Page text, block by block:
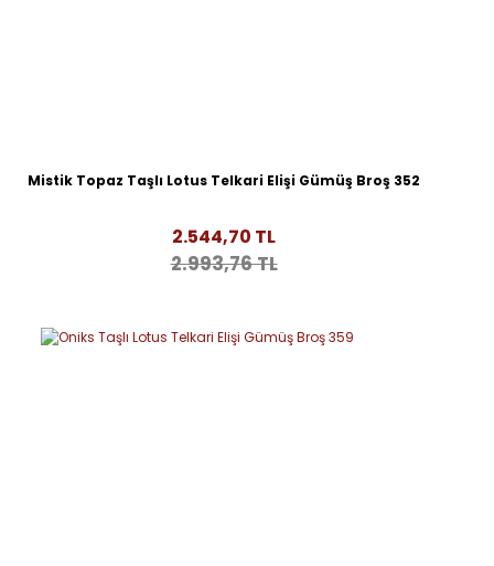
Mistik Topaz Taşlı Lotus Telkari Elişi Gümüş Broş 352
2.544,70 TL
2.993,76 TL